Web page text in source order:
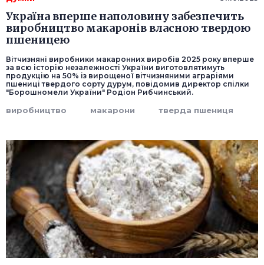
Україна вперше наполовину забезпечить
виробництво макаронів власною твердою
пшеницею
Вітчизняні виробники макаронних виробів 2025 року вперше
за всю історію незалежності України виготовлятимуть
продукцію на 50% із вирощеної вітчизняними аграріями
пшениці твердого сорту дурум, повідомив директор спілки
"Борошномели України" Родіон Рибчинський.
виробництво макарони тверда пшениця